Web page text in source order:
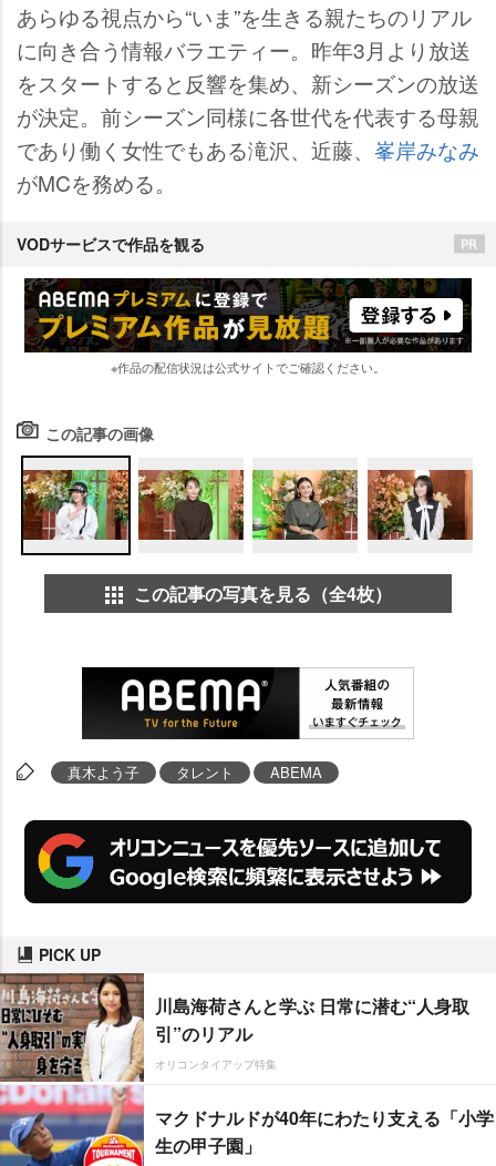
あらゆる視点から“いま”を生きる親たちのリアル
に向き合う情報バラエティー。昨年3月より放送
をスタートすると反響を集め、新シーズンの放送
が決定。前シーズン同様に各世代を代表する母親
であり働く女性でもある滝沢、近藤、 峯岸みなみ
がMCを務める。
VODサービスで作品を観る
※作品の配信状況は公式サイトでご確認ください。
この記事の画像
この記事の写真を見る（全4枚）
真木よう子 タレント ABEMA
PICK UP
川島海荷さんと学ぶ 日常に潜む“人身取
引”のリアル
オリコンタイアップ特集
マクドナルドが40年にわたり支える「小学
生の甲子園」